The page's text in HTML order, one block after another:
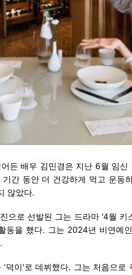
든 배우 김민경은 지난 6월 임신
간 동안 더 건강하게 먹고 운동
않았다.
으로 선발된 그는 드라마 '4월 키
동을 했다. 그는 2024년 비연예
이'로 데뷔했다. 그는 처음으로